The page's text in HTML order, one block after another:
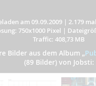
am 09.09.2009| 2.179
750x1000 Pixel |
Traffic: 408,73 MB
Bilder aus dem Album „
(89 Bilder) von Jobsti: